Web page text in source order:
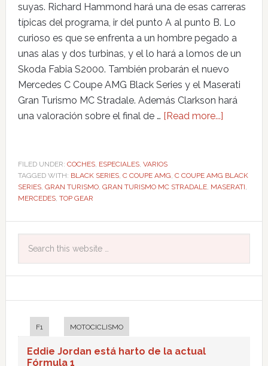
suyas. Richard Hammond hará una de esas carreras
típicas del programa, ir del punto A al punto B. Lo
curioso es que se enfrenta a un hombre pegado a
unas alas y dos turbinas, y el lo hará a lomos de un
Skoda Fabia S2000. También probarán el nuevo
Mercedes C Coupe AMG Black Series y el Maserati
Gran Turismo MC Stradale. Además Clarkson hará
una valoración sobre el final de … [Read more...]
FILED UNDER: COCHES, ESPECIALES, VARIOS
TAGGED WITH: BLACK SERIES, C COUPE AMG C COUPE AMG BLACK
SERIES, GRAN TURISMO, GRAN TURISMO MC STRADALE, MASERATI
MERCEDES, TOP GEAR
F1 MOTOCICLISMO
Eddie Jordan está harto de la actual
Fórmula 1